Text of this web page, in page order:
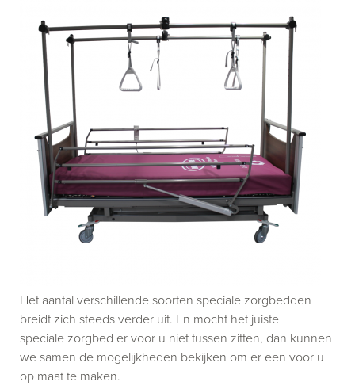
Het aantal verschillende soorten speciale zorgbedden
breidt zich steeds verder uit. En mocht het juiste
speciale zorgbed er voor u niet tussen zitten, dan kunnen
we samen de mogelijkheden bekijken om er een voor u
op maat te maken.